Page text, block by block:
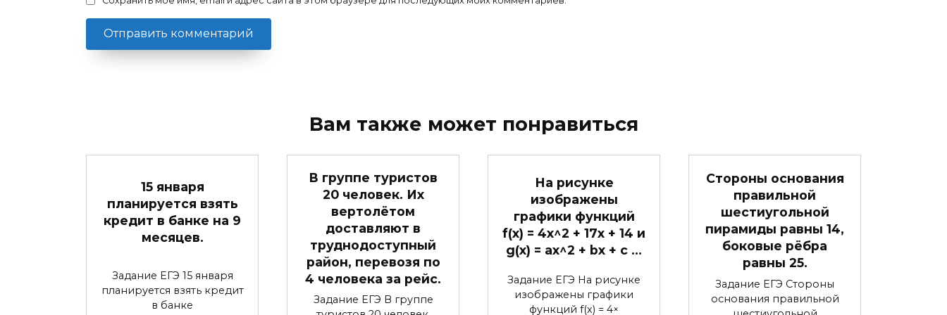
Вам также может понравиться
15 января
планируется взять
кредит в банке на 9
месяцев.
Задание ЕГЭ 15 января
планируется взять кредит
в банке
В группе туристов
20 человек. Их
вертолётом
доставляют в
труднодоступный
район, перевозя по
4 человека за рейс.
Задание ЕГЭ В группе
На рисунке
изображены
графики функций
f(x) = 4x^2 + 17x + 14 и
g(x) = ax^2 + bx + c …
Задание ЕГЭ На рисунке
изображены графики
функций f(x) = 4×
Стороны основания
правильной
шестиугольной
пирамиды равны 14,
боковые рёбра
равны 25.
Задание ЕГЭ Стороны
основания правильной